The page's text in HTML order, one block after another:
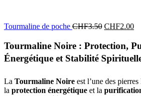
Tourmaline de poche CHF3.50 CHF2.00
Tourmaline Noire : Protection,
Énergétique et Stabilité
La Tourmaline Noire est l’une des
la protection énergétique et la